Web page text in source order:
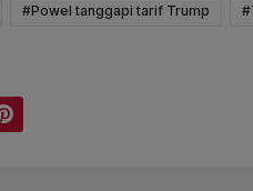
#Powel tanggapi tarif Trump